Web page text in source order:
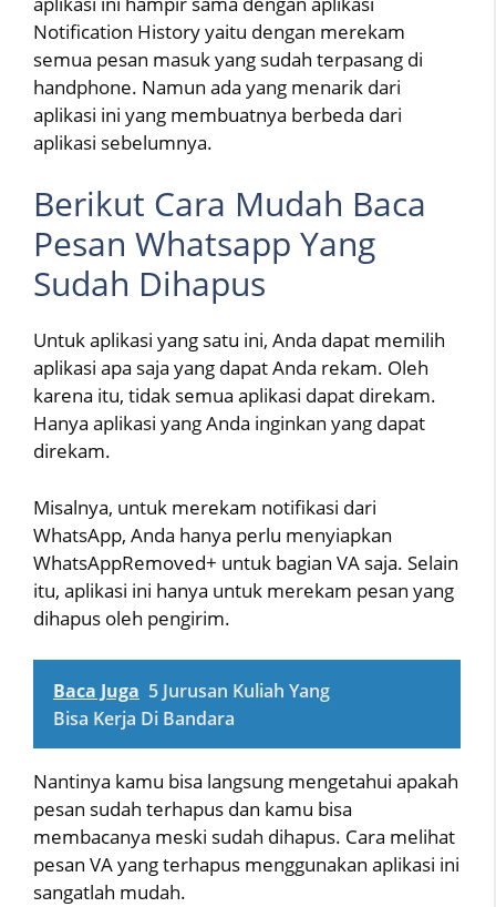
Notification History yaitu dengan merekam
semua pesan masuk yang sudah terpasang di
handphone. Namun ada yang menarik dari
aplikasi ini yang membuatnya berbeda dari
aplikasi sebelumnya.
Berikut Cara Mudah Baca
Pesan Whatsapp Yang
Sudah Dihapus
Untuk aplikasi yang satu ini, Anda dapat memilih
aplikasi apa saja yang dapat Anda rekam. Oleh
karena itu, tidak semua aplikasi dapat direkam.
Hanya aplikasi yang Anda inginkan yang dapat
direkam.
Misalnya, untuk merekam notifikasi dari
WhatsApp, Anda hanya perlu menyiapkan
WhatsAppRemoved+ untuk bagian VA saja. Selain
itu, aplikasi ini hanya untuk merekam pesan yang
dihapus oleh pengirim.
Baca Juga 5 Jurusan Kuliah Yang
Bisa Kerja Di Bandara
Nantinya kamu bisa langsung mengetahui apakah
pesan sudah terhapus dan kamu bisa
membacanya meski sudah dihapus. Cara melihat
pesan VA yang terhapus menggunakan aplikasi ini
sangatlah mudah.